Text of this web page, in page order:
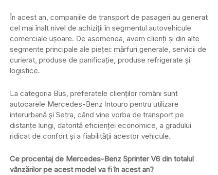
În acest an, companiile de transport de pasageri au generat
cel mai înalt nivel de achiziții în segmentul autovehicule
comerciale ușoare. De asemenea, avem clienți și din alte
segmente principale ale pieței: mărfuri generale, servicii de
curierat, produse de panificație, produse refrigerate și
logistice.
La categoria Bus, preferatele clienților români sunt
autocarele Mercedes-Benz Intouro pentru utilizare
interurbană și Setra, când vine vorba de transport pe
distanțe lungi, datorită eficienței economice, a gradului
ridicat de confort și a fiabilității acestor vehicule.
Ce procentaj de Mercedes-Benz Sprinter V6 din totalul
vânzărilor pe acest model va fi în acest an?